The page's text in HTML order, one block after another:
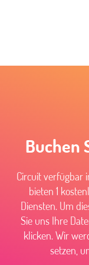
Buchen
Circuit verfügbar
bieten 1
Diensten. Um
Sie uns Ihre
klicken. Wir
setzen,